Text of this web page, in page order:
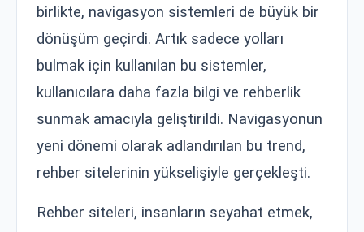
birlikte, navigasyon sistemleri de büyük bir
dönüşüm geçirdi. Artık sadece yolları
bulmak için kullanılan bu sistemler,
kullanıcılara daha fazla bilgi ve rehberlik
sunmak amacıyla geliştirildi. Navigasyonun
yeni dönemi olarak adlandırılan bu trend,
rehber sitelerinin yükselişiyle gerçekleşti.
Rehber siteleri, insanların seyahat etmek,